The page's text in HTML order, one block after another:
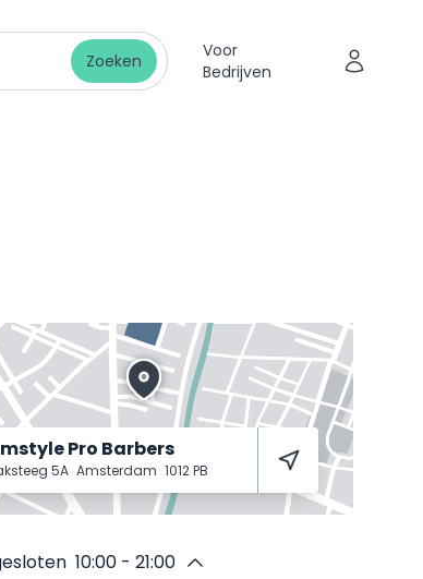
Zoeken
Voor
Bedrijven
Pro Barbers
5A Amsterdam 1012 PB
10:00 - 21:00